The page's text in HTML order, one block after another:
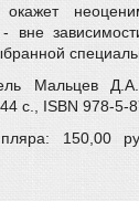
окажет
вне
Мальцев
c., ISBN 978-5-
150,00